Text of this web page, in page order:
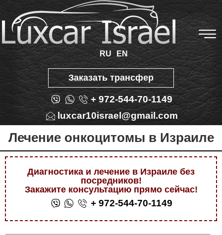
RU EN
Заказать трансфер
+ 972-544-70-1149
luxcar10israel@gmail.com
Лечение онкоцитомы в Израиле
Диагностика и лечение в Израиле без
посредников!
Закажите консультацию прямо сейчас!
+ 972-544-70-1149